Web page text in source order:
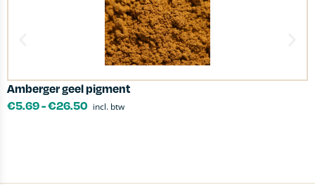
Amberger geel pigment
€5.69-€26.50 incl. btw